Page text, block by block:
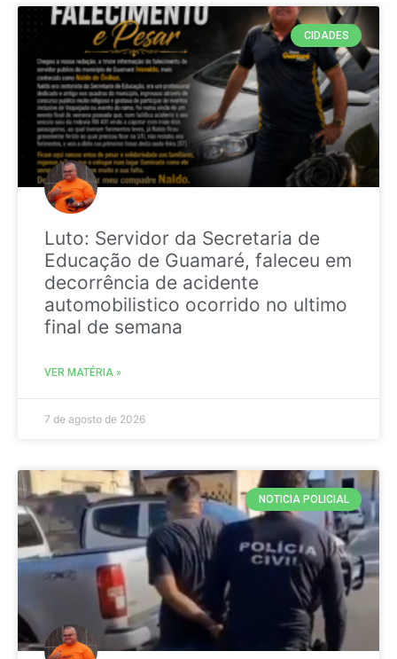
CIDADES
Luto: Servidor da Secretaria de
Educação de Guamaré, faleceu em
decorrência de acidente
automobilistico ocorrido no ultimo
final de semana
VER MATÉRIA »
7 de agosto de 2026
NOTICIA POLICIAL